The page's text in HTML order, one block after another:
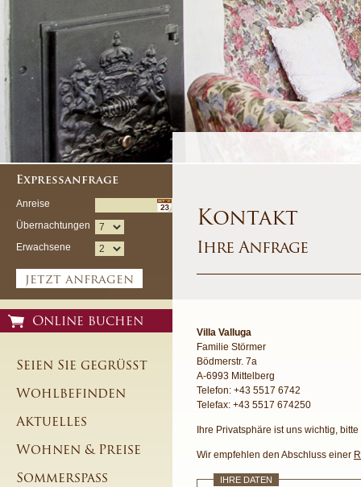
Expressanfrage
Anreise
Übernachtungen
Erwachsene
jetzt anfragen
Online buchen
Seien Sie gegrüßt
Wohlbefinden
Aktuelles
Wohnen & Preise
Sommerspass
Kontakt
Ihre Anfrage
Villa Valluga
Familie Störmer
Bödmerstr. 7a
A-6993 Mittelberg
Telefon: +43 5517 6742
Telefax: +43 5517 674250
Ihre Privatsphäre ist uns wichtig,
Wir empfehlen den Abschluss einer
IHRE DATEN